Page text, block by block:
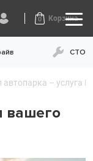
0 Корзина
СТО
– услуга
вашего